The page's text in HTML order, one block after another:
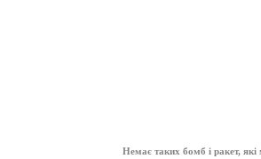
Немає таких бомб і ракет, які